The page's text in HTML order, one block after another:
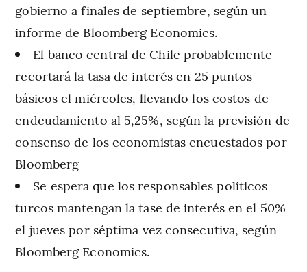
gobierno a finales de septiembre, según un
informe de Bloomberg Economics.
El banco central de Chile probablemente
recortará la tasa de interés en 25 puntos
básicos el miércoles, llevando los costos de
endeudamiento al 5,25%, según la previsión de
consenso de los economistas encuestados por
Bloomberg
Se espera que los responsables políticos
turcos mantengan la tase de interés en el 50%
el jueves por séptima vez consecutiva, según
Bloomberg Economics.